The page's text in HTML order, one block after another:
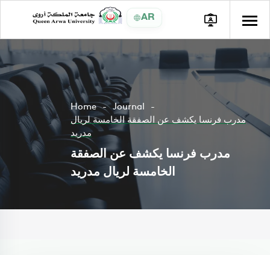
AR
Home
Journal
مدرب فرنسا يكشف عن الصفقة الخامسة لريال
مدريد
مدرب فرنسا يكشف عن الصفقة
الخامسة لريال مدريد